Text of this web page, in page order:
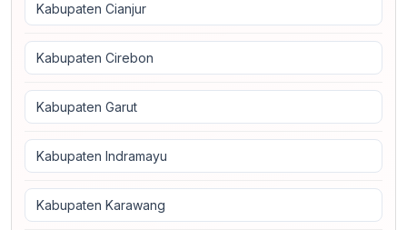
Kabupaten Cianjur
Kabupaten Cirebon
Kabupaten Garut
Kabupaten Indramayu
Kabupaten Karawang